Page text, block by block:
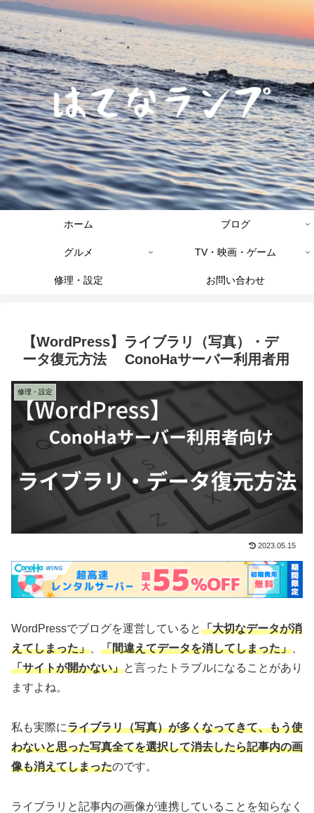
ホーム ブログ
グルメ TV・映画・ゲーム
修理・設定 お問い合わせ
【WordPress】ライブラリ（写真）・デ
ータ復元方法 ConoHaサーバー利用者用
修理・設定
2023.05.15
WordPressでブログを運営していると「大切なデータが消
えてしまった」
「間違えてデータを消してしまった」
「サイトが開かない」と言ったトラブルになることがあり
ますよね。
私も実際にライブラリ（写真）が多くなってきて、もう使
わないと思った写真全てを選択して消去したら記事内の画
像も消えてしまったのです。
ライブラリと記事内の画像が連携していることを知らなく